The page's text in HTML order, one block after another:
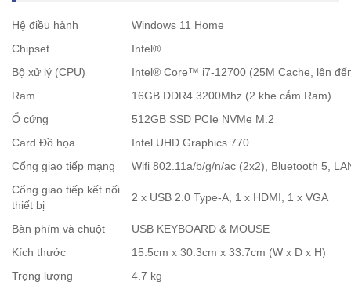
Hệ điều hành
Windows 11 Home
Chipset
Intel®
Bộ xử lý (CPU)
Intel® Core™ i7-12700 (25M Cache, lên
Ram
16GB DDR4 3200Mhz (2 khe cắm Ram)
Ổ cứng
512GB SSD PCIe NVMe M.2
Card Đồ họa
Intel UHD Graphics 770
Cổng giao tiếp mạng
Wifi 802.11a/b/g/n/ac (2x2), Bluetooth 5,
Cổng giao tiếp kết nối
thiết bị
2 x USB 2.0 Type-A, 1 x HDMI, 1 x VGA
Bàn phím và chuột
USB KEYBOARD & MOUSE
Kích thước
15.5cm x 30.3cm x 33.7cm (W x D x H)
Trọng lượng
4.7 kg